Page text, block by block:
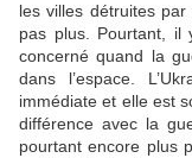
les villes détruites
pas plus. Pourtant,
concerné quand la
dans l’espace.
immédiate et elle est
différence avec la
pourtant encore plus